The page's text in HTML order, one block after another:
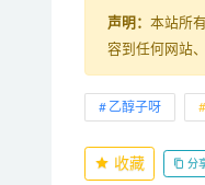
声明： 本站所
容到任何网站
乙醇子呀
收藏 分